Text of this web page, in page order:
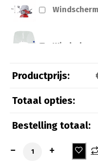
Beveiliging
Kettingslot
Productprijs:
Totaal opties:
Bestelling totaal: